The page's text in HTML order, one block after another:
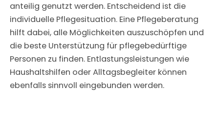
anteilig genutzt werden. Entscheidend ist die
individuelle Pflegesituation. Eine Pflegeberatung
hilft dabei, alle Möglichkeiten auszuschöpfen und
die beste Unterstützung für pflegebedürftige
Personen zu finden. Entlastungsleistungen wie
Haushaltshilfen oder Alltagsbegleiter können
ebenfalls sinnvoll eingebunden werden.